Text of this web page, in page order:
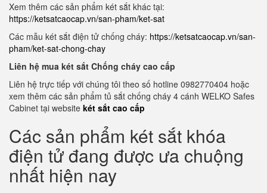
Xem thêm các sản phẩm két sắt khác tại:
https://ketsatcaocap.vn/san-pham/ket-sat
Các mẫu két sắt điện tử chống cháy: https://ketsatcaocap.vn/san-
pham/ket-sat-chong-chay
Liên hệ mua két sắt Chống cháy cao cấp
Liên hệ trực tiếp với chúng tôi theo số hotline 0982770404 hoặc
xem thêm các sản phẩm tủ sắt chống cháy 4 cánh WELKO Safes
Cabinet tại website két sắt cao cấp
Các sản phẩm két sắt khóa
điện tử đang được ưa chuộng
nhất hiện nay